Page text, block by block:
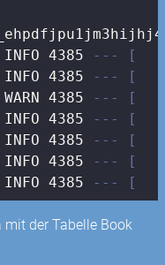
INFO
4385
--- [
INFO
4385
--- [
WARN
4385
--- [
INFO
4385
--- [
INFO
4385
--- [
INFO
4385
--- [
INFO
4385 --- [
mit der Tabelle Book